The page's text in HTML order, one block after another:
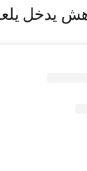
يدخل